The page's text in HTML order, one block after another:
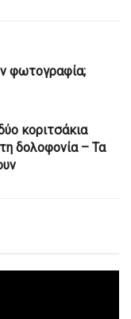
φωτογραφία;
κοριτσάκια
δολοφονία – Τα